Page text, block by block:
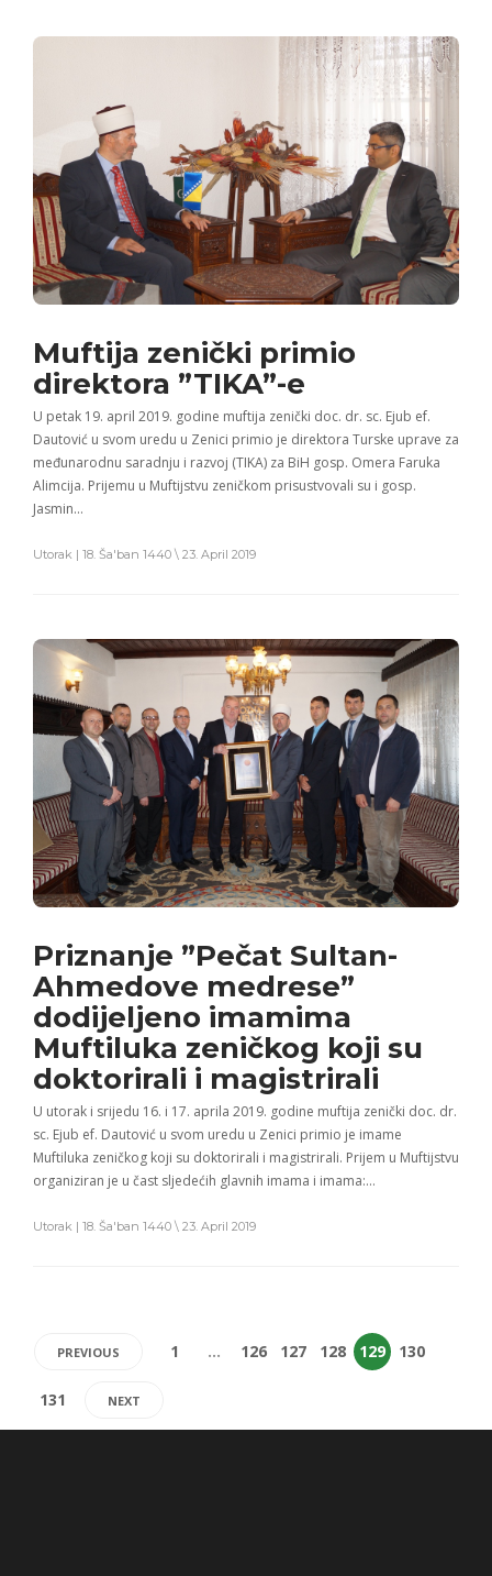
Muftija zenički primio
direktora ”TIKA”-e
U petak 19. april 2019. godine muftija zenički doc. dr. sc. Ejub ef.
Dautović u svom uredu u Zenici primio je direktora Turske uprave za
međunarodnu saradnju i razvoj (TIKA) za BiH gosp. Omera Faruka
Alimcija. Prijemu u Muftijstvu zeničkom prisustvovali su i gosp.
Jasmin…
Utorak | 18. Ša'ban 1440 \ 23. April 2019
Priznanje ”Pečat Sultan-
Ahmedove medrese”
dodijeljeno imamima
Muftiluka zeničkog koji su
doktorirali i magistrirali
U utorak i srijedu 16. i 17. aprila 2019. godine muftija zenički doc. dr.
sc. Ejub ef. Dautović u svom uredu u Zenici primio je imame
Muftiluka zeničkog koji su doktorirali i magistrirali. Prijem u Muftijstvu
organiziran je u čast sljedećih glavnih imama i imama:…
Utorak | 18. Ša'ban 1440 \ 23. April 2019
PREVIOUS 1 … 126 127 128 129 130
131 NEXT